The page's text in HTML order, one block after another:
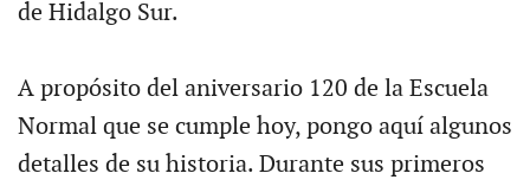
de Hidalgo Sur.
A propósito del aniversario 120 de la Escuela
Normal que se cumple hoy, pongo aquí algunos
detalles de su historia. Durante sus primeros